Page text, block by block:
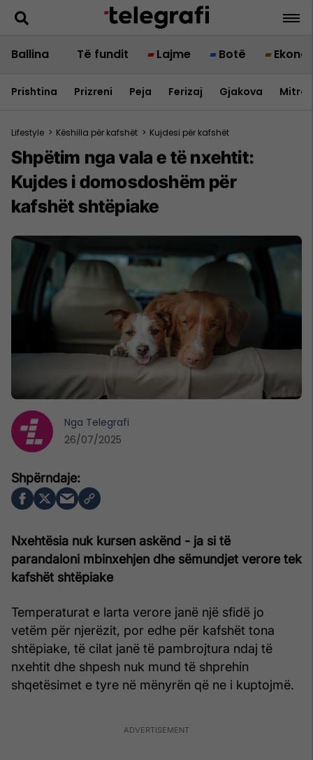
Ballina Të fundit Lajme Botë
Prishtina Prizreni Peja Ferizaj Gjakova
Lifestyle > Këshilla për kafshët > Kujdesi për kafshët
Shpëtim nga vala e të nxehtit:
Kujdes i domosdoshëm për
kafshët shtëpiake
Nxehtësia nuk kursen askënd - ja si të
parandaloni mbinxehjen dhe sëmundjet verore tek
kafshët shtëpiake
Temperaturat e larta verore janë një sfidë jo
vetëm për njerëzit, por edhe për kafshët tona
shtëpiake, të cilat janë të pambrojtura ndaj të
nxehtit dhe shpesh nuk mund të shprehin
shqetësimet e tyre në mënyrën që ne i kuptojmë.
Nga Telegrafi
26/07/2025